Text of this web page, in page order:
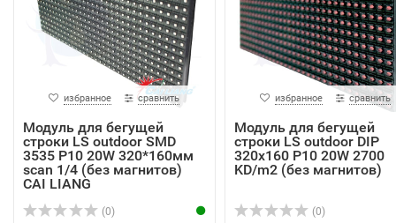
избранное сравнить
Модуль для бегущей
строки LS outdoor SMD
3535 P10 20W 320*160мм
scan 1/4 (без магнитов)
CAI LIANG
(0)
избранное сравнить
Модуль для бегущей
строки LS outdoor DIP
320х160 P10 20W 2700
KD/m2 (без магнитов)
(0)